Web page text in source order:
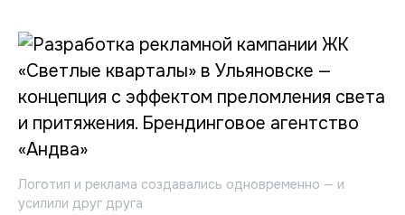
Логотип и реклама создавались одновременно — и
усилили друг друга